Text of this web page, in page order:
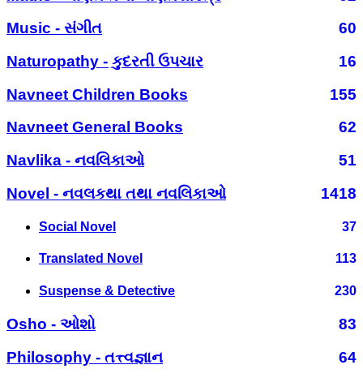
Music - સંગીત
60
Naturopathy - કુદરતી ઉપચાર
16
Navneet Children Books
155
Navneet General Books
62
Navlika - નવલિકાઓ
51
Novel - નવલકથા તથા નવલિકાઓ
1418
Social Novel 37
Translated Novel 113
Suspense & Detective 230
Osho - ઓશો
83
Philosophy - તત્ત્વજ્ઞાન
64